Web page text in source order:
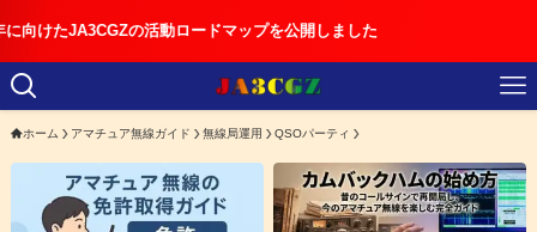
の活動ロードマップを公開しました
ホーム アマチュア無線ガイド 無線局運用 QSOパーティ